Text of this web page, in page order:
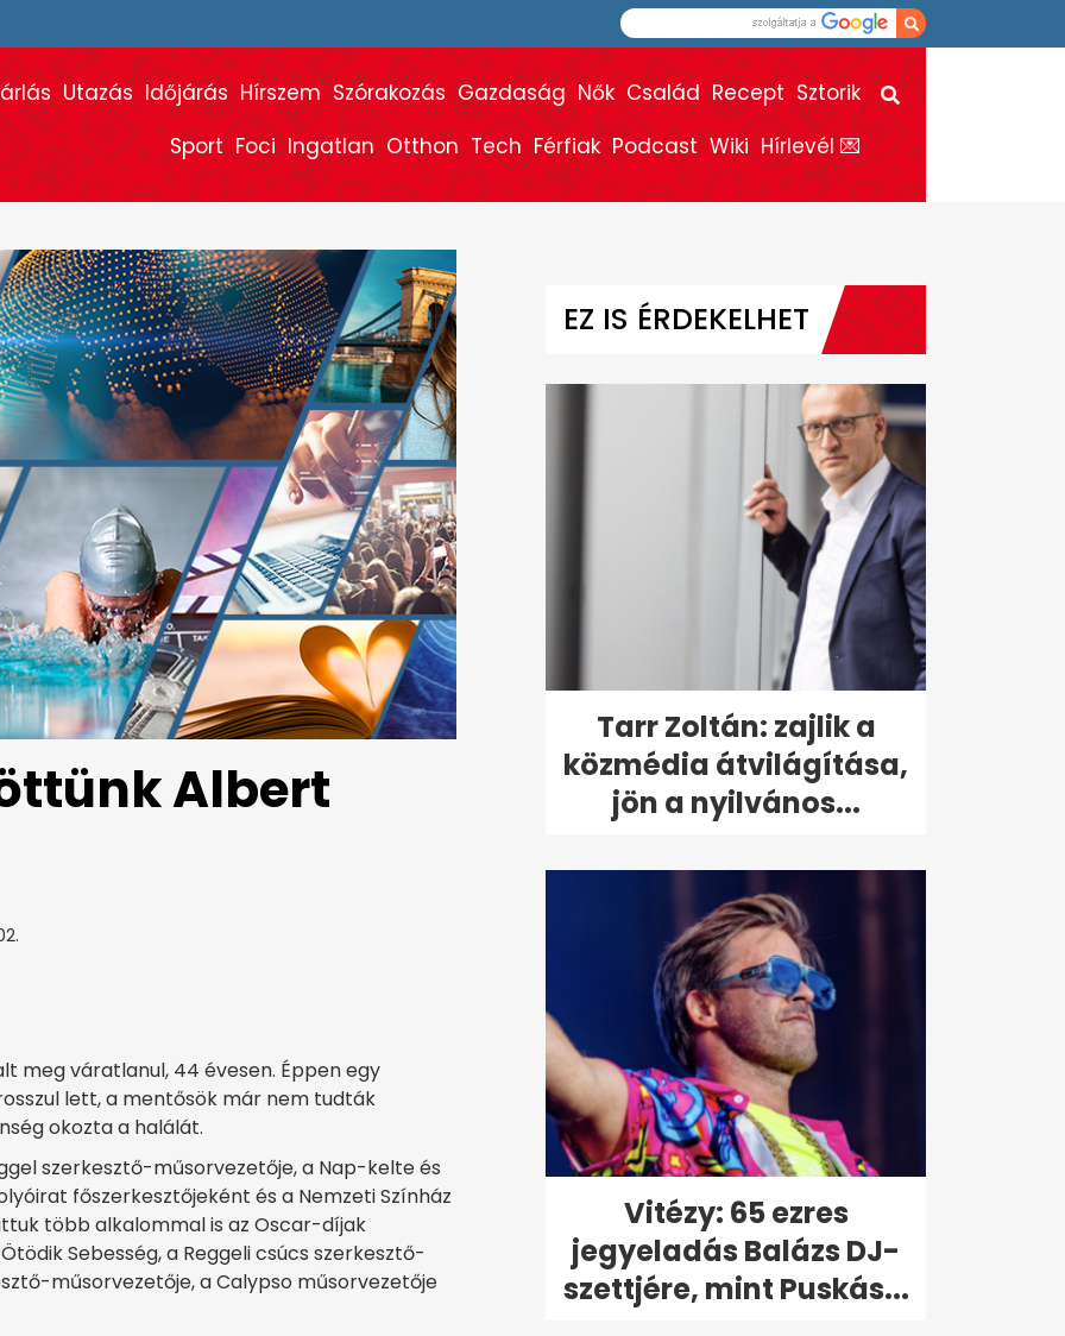
Utazás Időjárás Hírszem Szórakozás Gazdaság Nők Család Recept Sztorik
Sport Foci Ingatlan Otthon Tech Férfiak Podcast Wiki Hírlevél 💌
Albert
meg váratlanul, 44 évesen. Éppen egy
lett, a mentősök már nem tudták
okozta a halálát.
szerkesztő-műsorvezetője, a Nap-kelte és
főszerkesztőjeként és a Nemzeti Színház
több alkalommal is az Oscar-díjak
Sebesség, a Reggeli csúcs szerkesztő-
műsorvezetője, a Calypso műsorvezetője
EZ IS ÉRDEKELHET
Tarr Zoltán: zajlik a
közmédia átvilágítása,
jön a nyilvános...
Vitézy: 65 ezres
jegyeladás Balázs DJ-
szettjére, mint Puskás...